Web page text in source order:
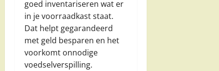
goed inventariseren wat er
in je voorraadkast staat.
Dat helpt gegarandeerd
met geld besparen en het
voorkomt onnodige
voedselverspilling.